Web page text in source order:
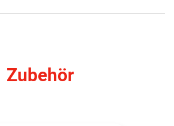
Zubehör